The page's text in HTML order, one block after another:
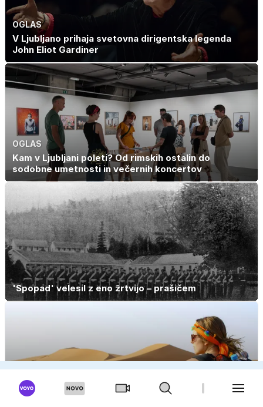
OGLAS
V Ljubljano prihaja svetovna dirigentska legenda
John Eliot Gardiner
OGLAS
Kam v Ljubljani poleti? Od rimskih ostalin do
sodobne umetnosti in večernih koncertov
'Spopad' velesil z eno žrtvijo – prašičem
Sam po svetu? 'Svoboda, spontanost in zgodbe, ki